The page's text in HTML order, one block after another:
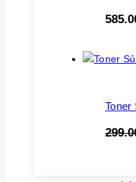
Toner